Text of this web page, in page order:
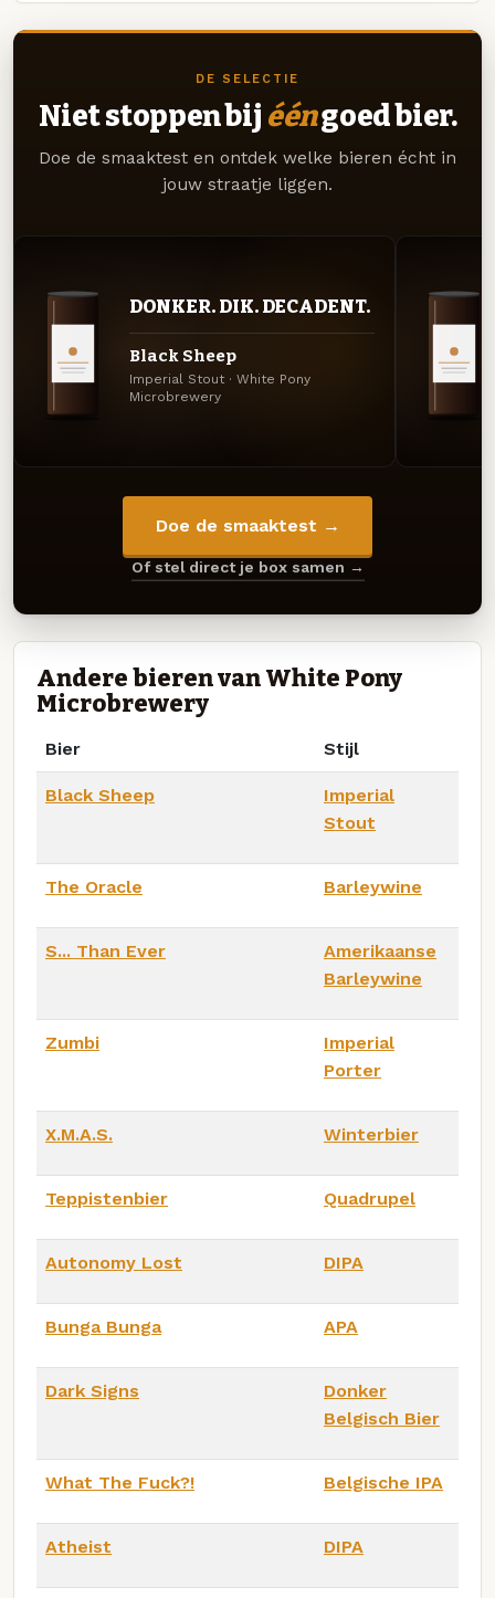
DE SELECTIE
Niet stoppen bij ééngoed bier.
Doe de smaaktest en ontdek welke bieren écht in
jouw straatje liggen.
DONKER. DIK. DECADENT.
Black Sheep
Imperial Stout · White Pony
Microbrewery
Doe de smaaktest →
Of stel direct je box samen →
Andere bieren van White Pony
Microbrewery
Bier Stijl
Black Sheep
Imperial
Stout
The Oracle Barleywine
S... Than Ever
Amerikaanse
Barleywine
Zumbi
Imperial
Porter
X.M.A.S. Winterbier
Teppistenbier Quadrupel
Autonomy Lost DIPA
Bunga Bunga APA
Dark Signs
Donker
Belgisch Bier
What The Fuck?! Belgische IPA
Atheist DIPA